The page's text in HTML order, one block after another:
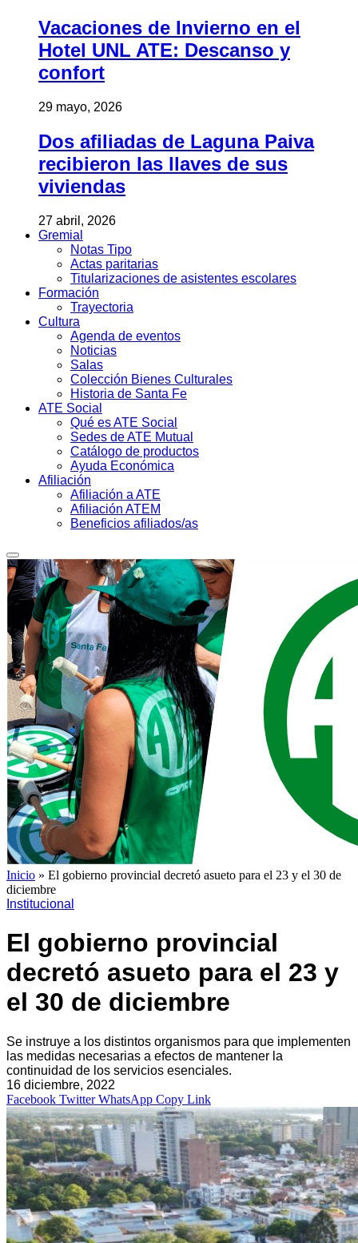
Vacaciones de Invierno en el
Hotel UNL ATE: Descanso y
confort
29 mayo, 2026
Dos afiliadas de Laguna Paiva
recibieron las llaves de sus
viviendas
27 abril, 2026
Gremial
Notas Tipo
Actas paritarias
Titularizaciones de asistentes escolares
Formación
Trayectoria
Cultura
Agenda de eventos
Noticias
Salas
Colección Bienes Culturales
Historia de Santa Fe
ATE Social
Qué es ATE Social
Sedes de ATE Mutual
Catálogo de productos
Ayuda Económica
Afiliación
Afiliación a ATE
Afiliación ATEM
Beneficios afiliados/as
Inicio » El gobierno provincial decretó asueto para el 23 y el 30 de
diciembre
Institucional
El gobierno provincial
decretó asueto para el 23 y
el 30 de diciembre
Se instruye a los distintos organismos para que implementen
las medidas necesarias a efectos de mantener la
continuidad de los servicios esenciales.
16 diciembre, 2022
Facebook Twitter WhatsApp Copy Link